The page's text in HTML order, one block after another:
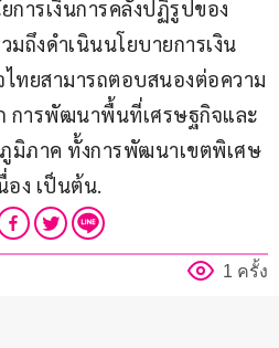
ารเงินการคลังปฏิรูปของ
มถึงดำเนินนโยบายการเงิน
ไทยสามารถตอบสนองต่อความ
การพัฒนาพื้นที่เศรษฐกิจและ
มิภาค ทั้งการพัฒนาเขตพิเศษ
อง เป็นต้น.
1 ครั้ง